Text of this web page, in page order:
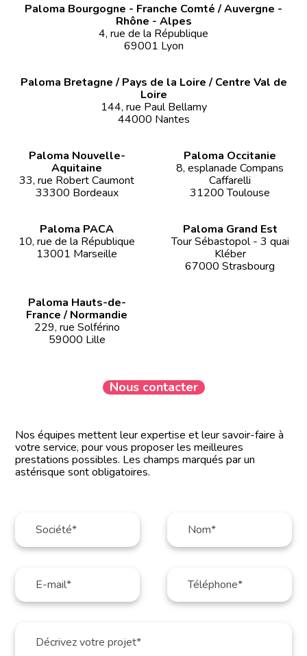
Paloma Bourgogne - Franche Comté / Auvergne -
Rhône - Alpes
4, rue de la République
69001 Lyon
Paloma Bretagne / Pays de la Loire / Centre Val de
Loire
144, rue Paul Bellamy
44000 Nantes
Paloma Nouvelle-
Aquitaine
33, rue Robert Caumont
33300 Bordeaux
Paloma Occitanie
8, esplanade Compans
Caffarelli
31200 Toulouse
Paloma PACA
10, rue de la République
13001 Marseille
Paloma Grand Est
Tour Sébastopol - 3 quai
Kléber
67000 Strasbourg
Paloma Hauts-de-
France / Normandie
229, rue Solférino
59000 Lille
Nous contacter
Nos équipes mettent leur expertise et leur savoir-faire à
votre service, pour vous proposer les meilleures
prestations possibles. Les champs marqués par un
astérisque sont obligatoires.